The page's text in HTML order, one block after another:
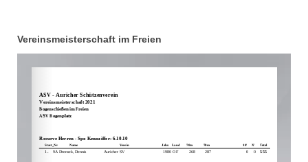
Vereinsmeisterschaft im Freien